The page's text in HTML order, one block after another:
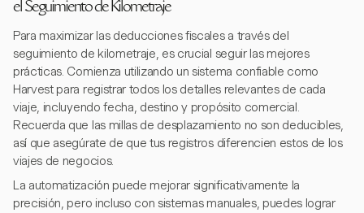
el Seguimiento de Kilometraje
Para maximizar las deducciones fiscales a través del
seguimiento de kilometraje, es crucial seguir las mejores
prácticas. Comienza utilizando un sistema confiable como
Harvest para registrar todos los detalles relevantes de cada
viaje, incluyendo fecha, destino y propósito comercial.
Recuerda que las millas de desplazamiento no son deducibles,
así que asegúrate de que tus registros diferencien estos de los
viajes de negocios.
La automatización puede mejorar significativamente la
precisión, pero incluso con sistemas manuales, puedes lograr